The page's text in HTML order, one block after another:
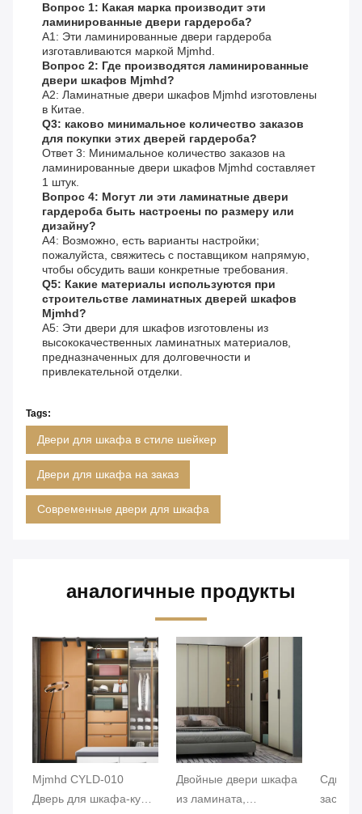
Вопрос 1: Какая марка производит эти
ламинированные двери гардероба?
A1: Эти ламинированные двери гардероба
изготавливаются маркой Mjmhd.
Вопрос 2: Где производятся ламинированные
двери шкафов Mjmhd?
A2: Ламинатные двери шкафов Mjmhd изготовлены
в Китае.
Q3: каково минимальное количество заказов
для покупки этих дверей гардероба?
Ответ 3: Минимальное количество заказов на
ламинированные двери шкафов Mjmhd составляет
1 штук.
Вопрос 4: Могут ли эти ламинатные двери
гардероба быть настроены по размеру или
дизайну?
A4: Возможно, есть варианты настройки;
пожалуйста, свяжитесь с поставщиком напрямую,
чтобы обсудить ваши конкретные требования.
Q5: Какие материалы используются при
строительстве ламинатных дверей шкафов
Mjmhd?
A5: Эти двери для шкафов изготовлены из
высококачественных ламинатных материалов,
предназначенных для долговечности и
привлекательной отделки.
Tags:
Двери для шкафа в стиле шейкер
Двери для шкафа на заказ
Современные двери для шкафа
аналогичные продукты
Mjmhd CYLD-010
Дверь для шкафа-купе
Двойные двери шкафа
из ламината,